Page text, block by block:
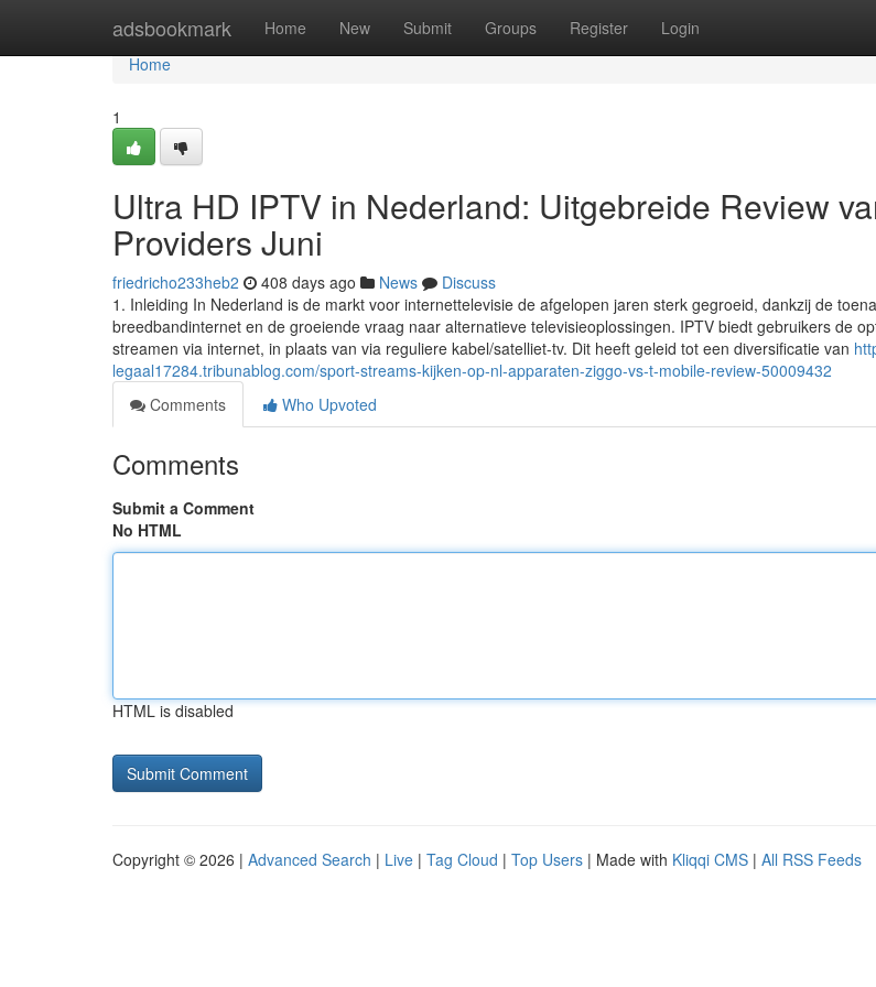
adsbookmark Home New Submit Groups Register Login
Home
Home
1
Ultra HD IPTV in Nederland: Uitgebreide Review
Providers Juni
friedricho233heb2 408 days ago News
Discuss
1. Inleiding In Nederland is de markt voor internettelevisie de afgelopen jaren sterk gegroeid, dankzij de
breedbandinternet en de groeiende vraag naar alternatieve televisieoplossingen. IPTV biedt gebruikers de
streamen via internet, in plaats van via reguliere kabel/satelliet-tv. Dit heeft geleid tot een diversificatie van
legaal17284.tribunablog.com/sport-streams-kijken-op-nl-apparaten-ziggo-vs-t-mobile-review-50009432
Comments
Who Upvoted
Comments
Submit a Comment
No HTML
HTML is disabled
Copyright © 2026 | Advanced Search | Live | Tag Cloud | Top Users | Made with Kliqqi CMS | All RSS Feeds